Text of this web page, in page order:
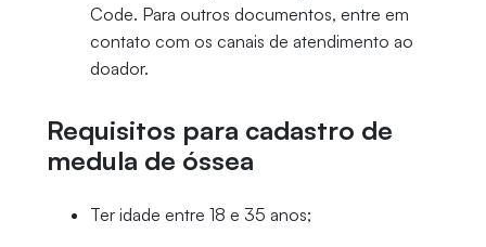
Code. Para outros documentos, entre em
contato com os canais de atendimento ao
doador.
Requisitos para cadastro de
medula de óssea
Ter idade entre 18 e 35 anos;